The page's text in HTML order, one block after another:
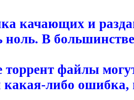
качающих и
ноль. В
торрент файлы
какая-либо